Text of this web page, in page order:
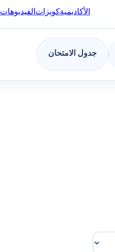
الأكاديميةكويزات الفيديوهات
جدول الامتحان